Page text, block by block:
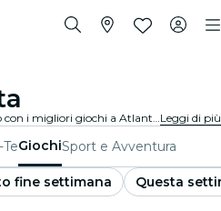
Tuffati in un mondo di divertimento con i migliori giochi a Atlanta. Dai giochi da tavolo alle esperienze di realtà virtuale, c'è qualcosa per tutti i gusti.Leggi di più
GiochiSport e Avventura
fine settimana
Questa